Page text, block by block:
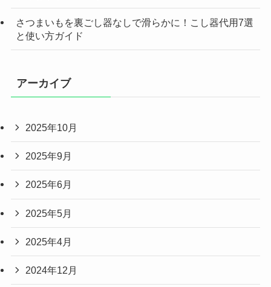
さつまいもを裏ごし器なしで滑らかに！こし器代用7選
と使い方ガイド
アーカイブ
2025年10月
2025年9月
2025年6月
2025年5月
2025年4月
2024年12月